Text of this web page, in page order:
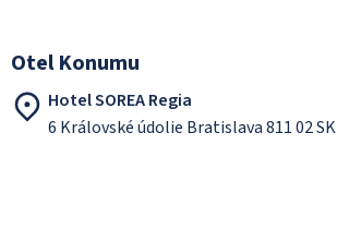
Otel Konumu
Hotel SOREA Regia
6 Královské údolie Bratislava 811 02 SK